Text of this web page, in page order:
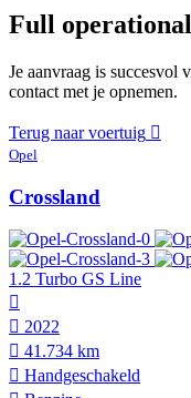
Full
Je aanvraag is succesvol
contact met je opnemen.
Terug naar voertuig
Opel
Crossland
1.2 Turbo GS Line
2022
41.734 km
Hand­geschakeld